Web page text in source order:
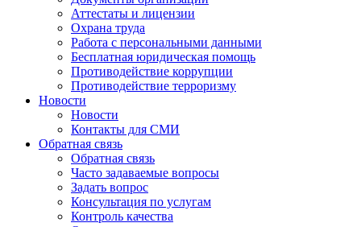
Аттестаты и лицензии
Охрана труда
Работа с персональными данными
Бесплатная юридическая помощь
Противодействие коррупции
Противодействие терроризму
Новости
Новости
Контакты для СМИ
Обратная связь
Обратная связь
Часто задаваемые вопросы
Задать вопрос
Консультация по услугам
Контроль качества